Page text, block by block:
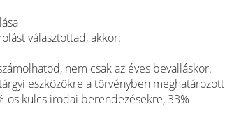
választottad, akkor:
nem csak az éves bevalláskor.
eszközökre a törvényben meghatározott
os kulcs irodai berendezésekre, 33%